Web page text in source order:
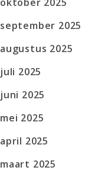
september 2025
augustus 2025
juli 2025
juni 2025
mei 2025
april 2025
maart 2025